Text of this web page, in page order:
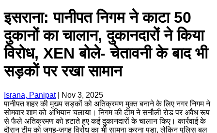
इसराना: पानीपत निगम ने काटा 50
दुकानों का चालान, दुकानदारों ने किया
विरोध, XEN बोले- चेतावनी के बाद भी
सड़कों पर रखा सामान
Israna, Panipat|
Nov 3, 2025
पानीपत शहर की मुख्य सड़कों को अतिक्रमण मुक्त बनाने के लिए नगर निगम ने
सोमवार शाम को अभियान चलाया। निगम की टीम ने सनौली रोड पर अवैध रूप
से फैले अतिक्रमण को हटाते हुए कई दुकानदारों के चालान किए। कार्रवाई के
दौरान टीम को जगह-जगह विरोध का भी सामना करना पड़ा, लेकिन पुलिस बल